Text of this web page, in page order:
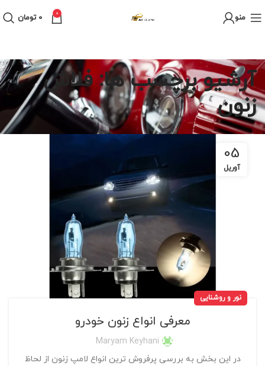
منو 0
0 تومان
آرشیو برچسب ها: فلاش
زنون
05
آوریل
نور و روشنایی
معرفی انواع زنون خودرو
Maryam Keyhani
در این بخش به بررسی پرفروش ترین انواع لامپ زنون از لحاظ